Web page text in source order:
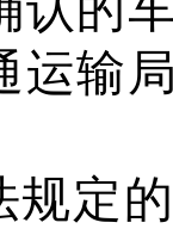
运输
规定